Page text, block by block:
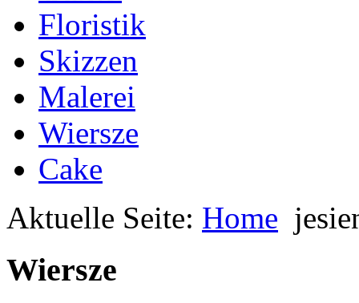
Floristik
Skizzen
Malerei
Wiersze
Cake
Aktuelle Seite: Home
Wiersze